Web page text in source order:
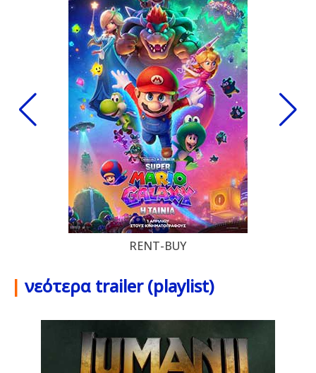
RENT-BUY
| νεότερα trailer (playlist)